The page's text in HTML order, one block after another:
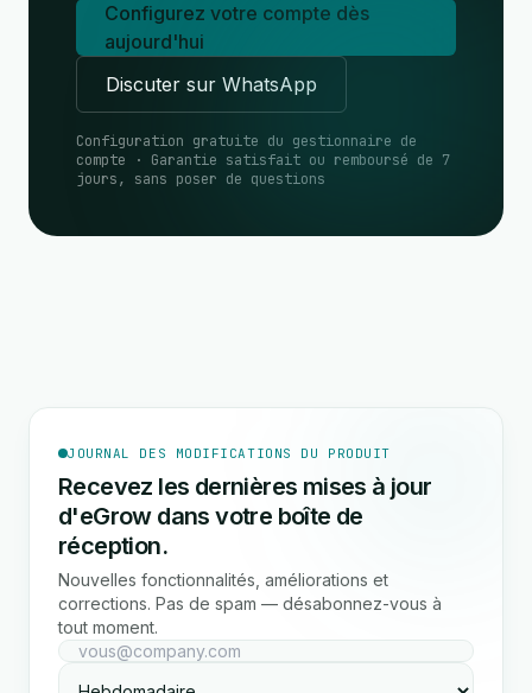
Configurez votre compte dès
aujourd'hui
Discuter sur WhatsApp
Configuration gratuite du gestionnaire de
compte · Garantie satisfait ou remboursé de 7
jours, sans poser de questions
JOURNAL DES MODIFICATIONS DU PRODUIT
Recevez les dernières mises à jour
d'eGrow dans votre boîte de
réception.
Nouvelles fonctionnalités, améliorations et
corrections. Pas de spam — désabonnez-vous à
tout moment.